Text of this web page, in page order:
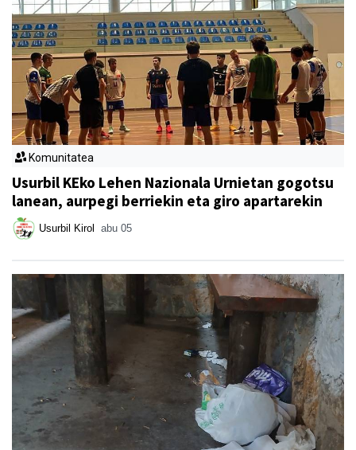
Komunitatea
Usurbil KEko Lehen Nazionala Urnietan gogotsu
lanean, aurpegi berriekin eta giro apartarekin
Usurbil Kirol abu 05